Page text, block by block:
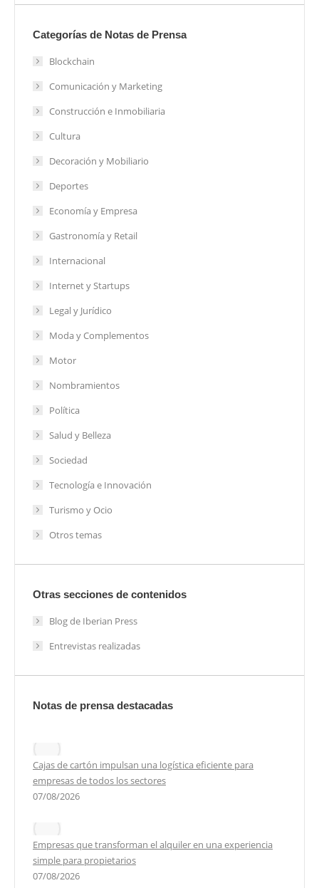
Categorías de Notas de Prensa
Blockchain
Comunicación y Marketing
Construcción e Inmobiliaria
Cultura
Decoración y Mobiliario
Deportes
Economía y Empresa
Gastronomía y Retail
Internacional
Internet y Startups
Legal y Jurídico
Moda y Complementos
Motor
Nombramientos
Política
Salud y Belleza
Sociedad
Tecnología e Innovación
Turismo y Ocio
Otros temas
Otras secciones de contenidos
Blog de Iberian Press
Entrevistas realizadas
Notas de prensa destacadas
Cajas de cartón impulsan una logística eficiente para
empresas de todos los sectores
07/08/2026
Empresas que transforman el alquiler en una experiencia
simple para propietarios
07/08/2026